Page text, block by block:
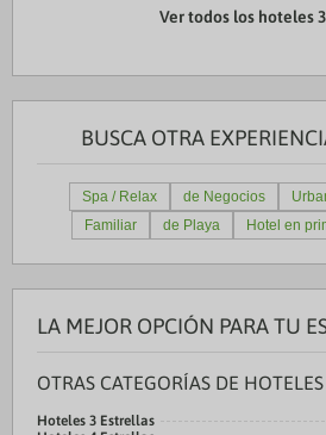
Ver todos los hoteles
BUSCA OTRA
Spa / Relax de Negocios
Familiar
de Playa Hotel en
LA MEJOR OPCIÓN PARA TU
OTRAS CATEGORÍAS DE
Hoteles 3 Estrellas